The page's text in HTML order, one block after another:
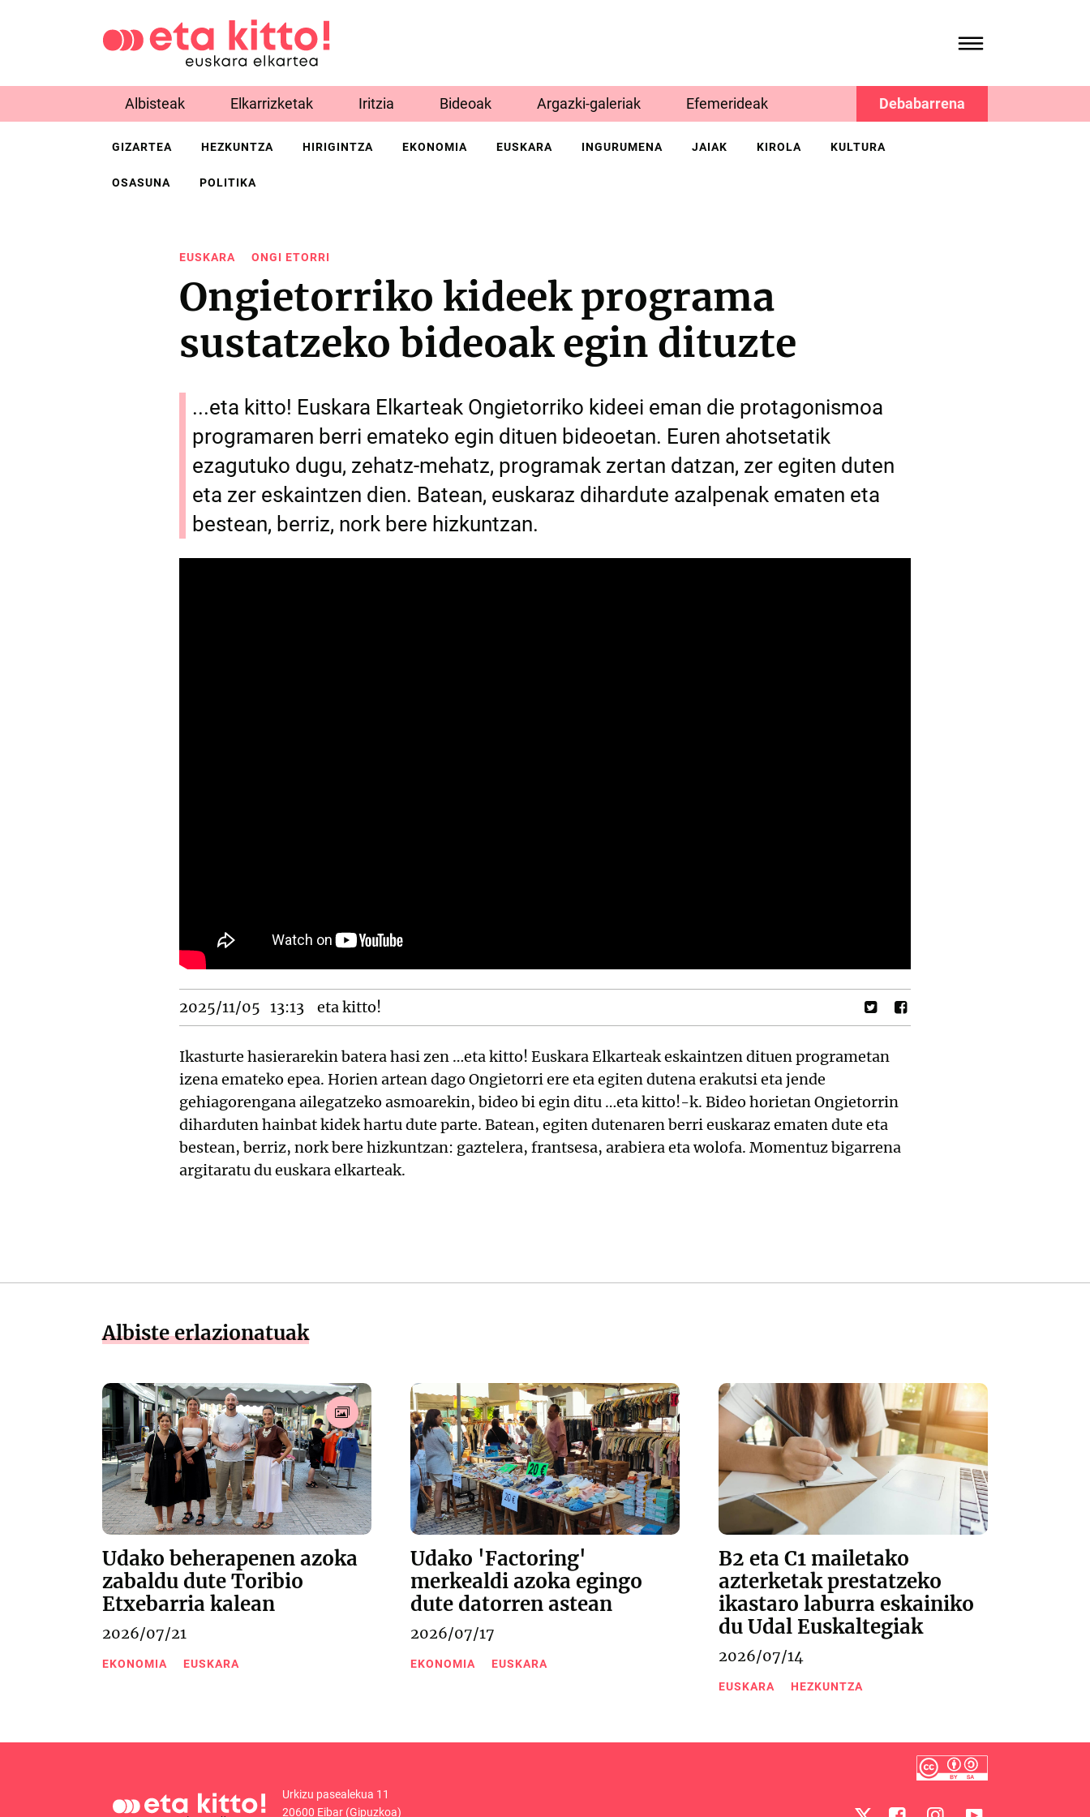
Albisteak Elkarrizketak Iritzia Bideoak Argazki-galeriak Efemerideak Debabarrena
GIZARTEA HEZKUNTZA HIRIGINTZA EKONOMIA EUSKARA INGURUMENA JAIAK KIROLA KULTURA
OSASUNA POLITIKA
EUSKARA ONGI ETORRI
Ongietorriko kideek programa
sustatzeko bideoak egin dituzte
...eta kitto! Euskara Elkarteak Ongietorriko kideei eman die protagonismoa
programaren berri emateko egin dituen bideoetan. Euren ahotsetatik
ezagutuko dugu, zehatz-mehatz, programak zertan datzan, zer egiten duten
eta zer eskaintzen dien. Batean, euskaraz dihardute azalpenak ematen eta
bestean, berriz, nork bere hizkuntzan.
2025/11/05 13:13 eta kitto!
Ikasturte hasierarekin batera hasi zen …eta kitto! Euskara Elkarteak eskaintzen dituen programetan
izena emateko epea. Horien artean dago Ongietorri ere eta egiten dutena erakutsi eta jende
gehiagorengana ailegatzeko asmoarekin, bideo bi egin ditu …eta kitto!-k. Bideo horietan Ongietorrin
diharduten hainbat kidek hartu dute parte. Batean, egiten dutenaren berri euskaraz ematen dute eta
bestean, berriz, nork bere hizkuntzan: gaztelera, frantsesa, arabiera eta wolofa. Momentuz bigarrena
argitaratu du euskara elkarteak.
Albiste erlazionatuak
Udako beherapenen azoka
zabaldu dute Toribio
Etxebarria kalean
2026/07/21
EKONOMIA EUSKARA
Udako 'Factoring'
merkealdi azoka egingo
dute datorren astean
2026/07/17
EKONOMIA EUSKARA
B2 eta C1 mailetako
azterketak prestatzeko
ikastaro laburra eskainiko
du Udal Euskaltegiak
2026/07/14
EUSKARA HEZKUNTZA
Urkizu pasealekua 11
20600 Eibar (Gipuzkoa)